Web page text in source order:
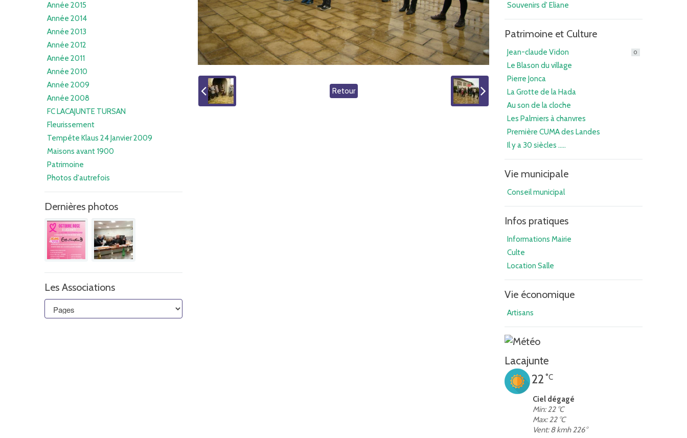
Année 2015
Année 2014
Année 2013
Année 2012
Année 2011
Année 2010
Année 2009
Année 2008
FC LACAJUNTE TURSAN
Fleurissement
Tempête Klaus 24 Janvier 2009
Maisons avant 1900
Patrimoine
Photos d'autrefois
Dernières photos
Les Associations
Retour
Souvenirs d' Eliane
Patrimoine et Culture
Jean-claude Vidon 0
Le Blason du village
Pierre Jonca
La Grotte de la Hada
Au son de la cloche
Les Palmiers à chanvres
Première CUMA des Landes
Il y a 30 siècles .....
Vie municipale
Conseil municipal
Infos pratiques
Informations Mairie
Culte
Location Salle
Vie économique
Artisans
Lacajunte
22 °C
Ciel dégagé
Min: 22 °C
Max: 22 °C
Vent: 8 kmh 226°